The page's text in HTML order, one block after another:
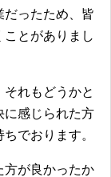
だったため、皆
とがありまし
れもどうかと
に感じられた方
でおります。
方が良かったか